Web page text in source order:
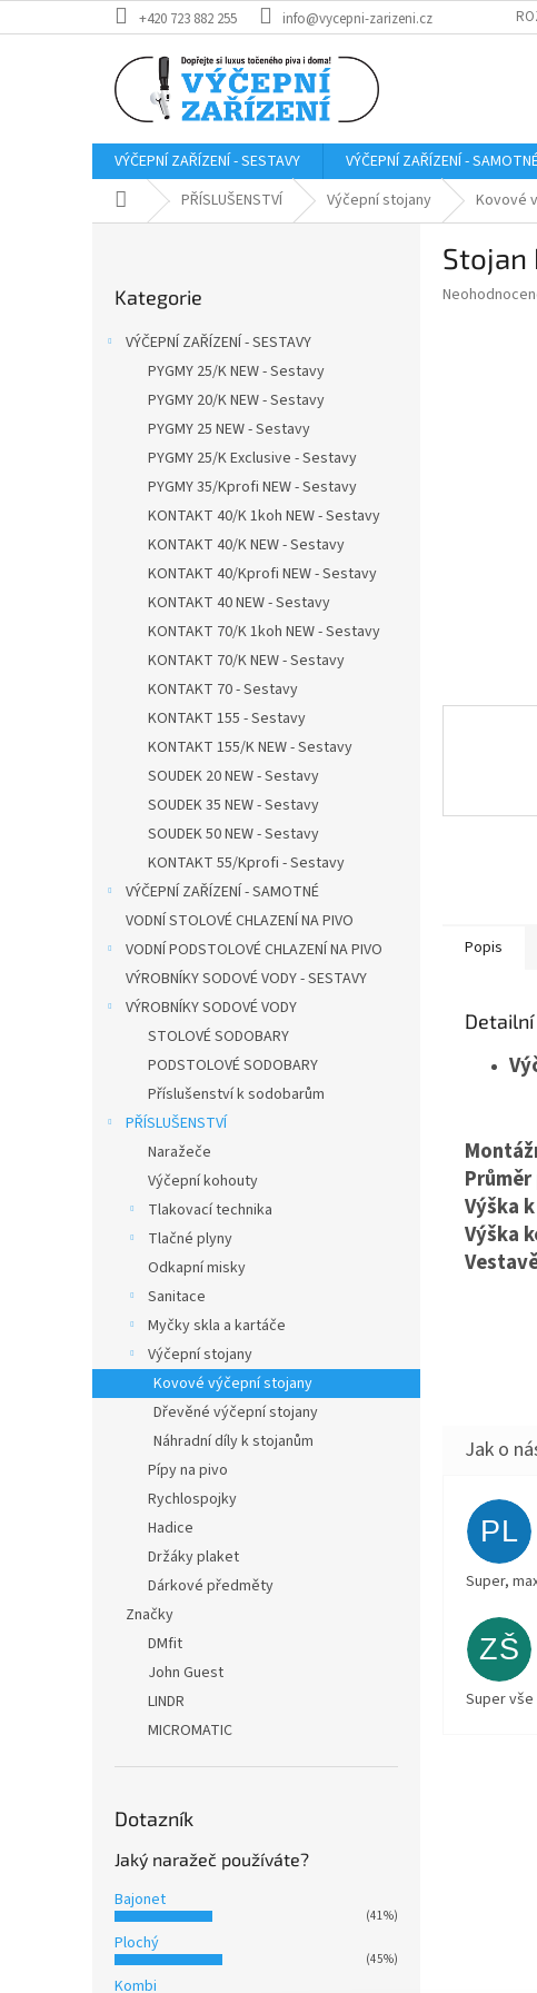
na
+420 723 882 255 info@vycepni-zarizeni.cz
VÝČEPNÍ ZAŘÍZENÍ - SESTAVY VÝČEPNÍ ZAŘÍZENÍ -
Domů PŘÍSLUŠENSTVÍ Výčepní stojany Kovové
kategorie
Kategorie
VÝČEPNÍ ZAŘÍZENÍ - SESTAVY
PYGMY 25/K NEW - Sestavy
PYGMY 20/K NEW - Sestavy
PYGMY 25 NEW - Sestavy
PYGMY 25/K Exclusive - Sestavy
PYGMY 35/Kprofi NEW - Sestavy
KONTAKT 40/K 1koh NEW - Sestavy
KONTAKT 40/K NEW - Sestavy
KONTAKT 40/Kprofi NEW - Sestavy
KONTAKT 40 NEW - Sestavy
KONTAKT 70/K 1koh NEW - Sestavy
KONTAKT 70/K NEW - Sestavy
KONTAKT 70 - Sestavy
KONTAKT 155 - Sestavy
KONTAKT 155/K NEW - Sestavy
SOUDEK 20 NEW - Sestavy
SOUDEK 35 NEW - Sestavy
SOUDEK 50 NEW - Sestavy
KONTAKT 55/Kprofi - Sestavy
VÝČEPNÍ ZAŘÍZENÍ - SAMOTNÉ
VODNÍ STOLOVÉ CHLAZENÍ NA PIVO
VODNÍ PODSTOLOVÉ CHLAZENÍ NA PIVO
VÝROBNÍKY SODOVÉ VODY - SESTAVY
VÝROBNÍKY SODOVÉ VODY
STOLOVÉ SODOBARY
PODSTOLOVÉ SODOBARY
Příslušenství k sodobarům
PŘÍSLUŠENSTVÍ
Naražeče
Výčepní kohouty
Tlakovací technika
Tlačné plyny
Odkapní misky
Sanitace
Myčky skla a kartáče
Výčepní stojany
Kovové výčepní stojany
Dřevěné výčepní stojany
Náhradní díly k stojanům
Pípy na pivo
Rychlospojky
Hadice
Držáky plaket
Dárkové předměty
Značky
DMfit
John Guest
LINDR
MICROMATIC
Dotazník
Jaký naražeč používáte?
Bajonet
(41%)
Plochý
(45%)
Kombi
Stojan
Průměrné
Popis
Výška
Výška
PL
Super,
ZŠ
Super vše